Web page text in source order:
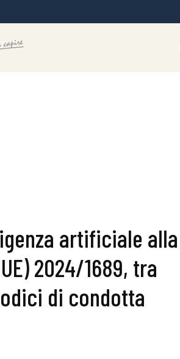
artificiale alla
2024/1689, tra
di condotta